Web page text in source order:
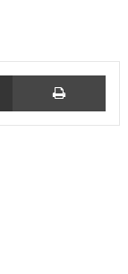
Share via Email Print